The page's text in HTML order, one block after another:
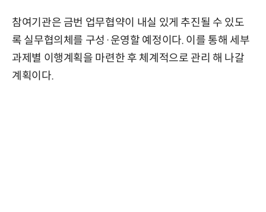
참여기관은 금번 업무협약이 내실 있게 추진될 수 있도
록 실무협의체를 구성·운영할 예정이다. 이를 통해 세부
과제별 이행계획을 마련한 후 체계적으로 관리 해 나갈
계획이다.